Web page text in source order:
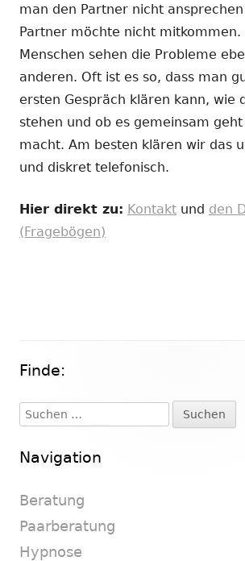
man den Partner nicht
Partner möchte nicht mitkommen.
Menschen sehen die Probleme
anderen. Oft ist es so, dass man
ersten Gespräch klären kann, wie
stehen und ob es gemeinsam geht
macht. Am besten klären wir das
und diskret telefonisch.
Hier direkt zu: Kontakt und den
(Fragebögen)
Haupt-
Seitenleiste
Finde:
Suchen
nach:
Navigation
Beratung
Paarberatung
Hypnose